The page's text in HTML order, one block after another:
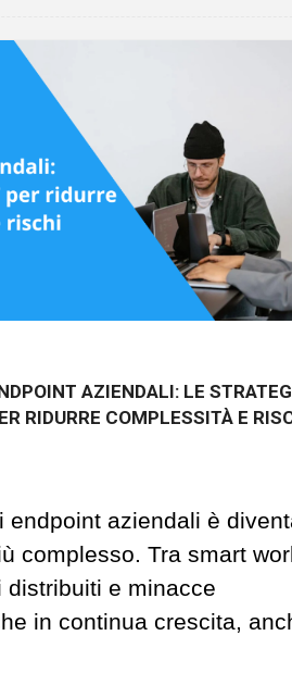
AZIENDALI: LE
RIDURRE COMPLESSITÀ E
endpoint aziendali è
complesso. Tra smart
distribuiti e minacce
in continua crescita,